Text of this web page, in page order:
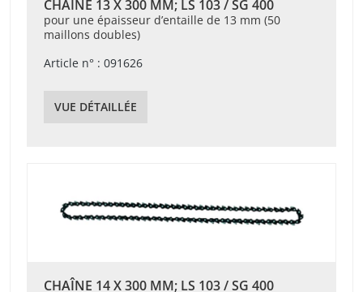
CHAÎNE 13 X 300 MM; LS 103 / SG 400
pour une épaisseur d’entaille de 13 mm (50
maillons doubles)
Article n° : 091626
VUE DÉTAILLÉE
CHAÎNE 14 X 300 MM; LS 103 / SG 400